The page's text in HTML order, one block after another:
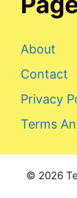
About
Contact
Privacy
Terms
© 2026